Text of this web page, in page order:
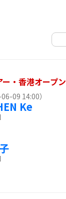
・香港オープン
06-09 14:00）
Ke